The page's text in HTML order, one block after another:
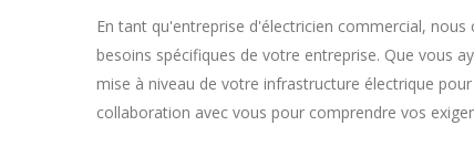
En tant qu'entreprise d'électricien commercial,
besoins spécifiques de votre entreprise. Que vous
mise à niveau de votre infrastructure électrique
collaboration avec vous pour comprendre vos